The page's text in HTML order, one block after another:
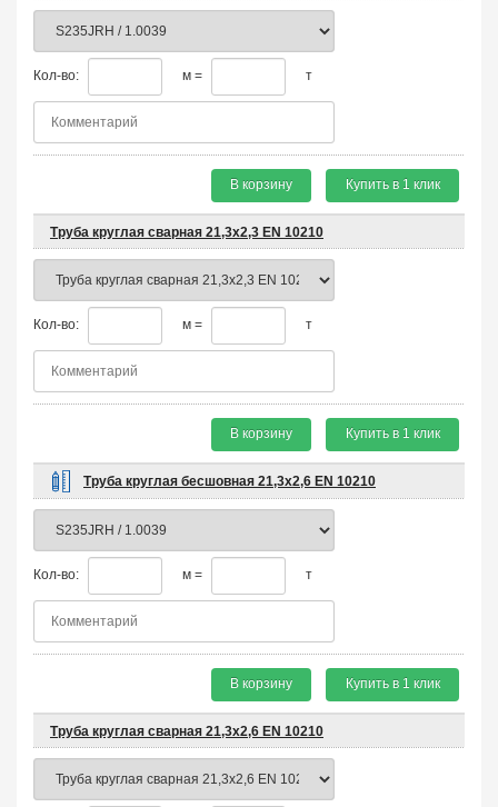
Кол-во: м = т
В корзину Купить в 1 клик
Труба круглая сварная 21,3х2,3 EN 10210
Кол-во: м = т
В корзину Купить в 1 клик
Труба круглая бесшовная 21,3х2,6 EN 10210
Кол-во: м = т
В корзину Купить в 1 клик
Труба круглая сварная 21,3х2,6 EN 10210